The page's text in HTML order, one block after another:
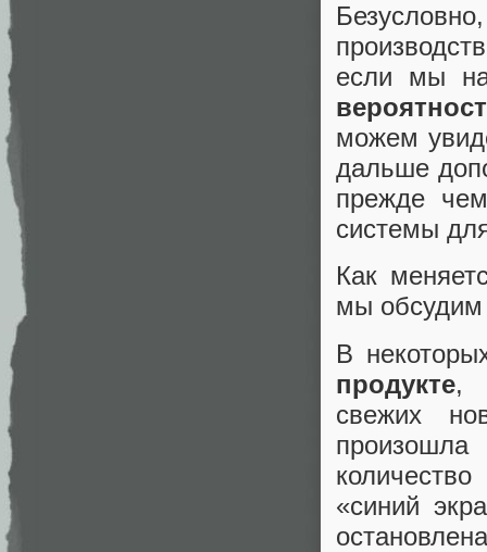
если мы
можем
дальше
прежде
системы
Как
мы обсудим
В
продукте,
свежих
«синий